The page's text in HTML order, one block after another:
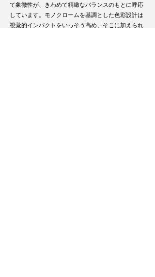
て象徴性が、きわめて精緻なバランスのもとに呼応
しています。モノクロームを基調とした色彩設計は
視覚的インパクトをいっそう高め、そこに加えられ